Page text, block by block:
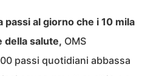
passi al giorno che i 10 mila
della salute, OMS
passi quotidiani abbassa